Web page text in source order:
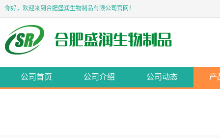
你好，欢迎来到合肥盛润生物制品有限公司官网！
公司首页 公司介绍 公司动态 产